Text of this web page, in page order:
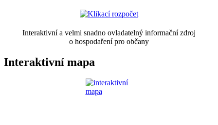
Interaktivní a velmi snadno ovladatelný informační zdroj
o hospodaření pro občany
Interaktivní mapa